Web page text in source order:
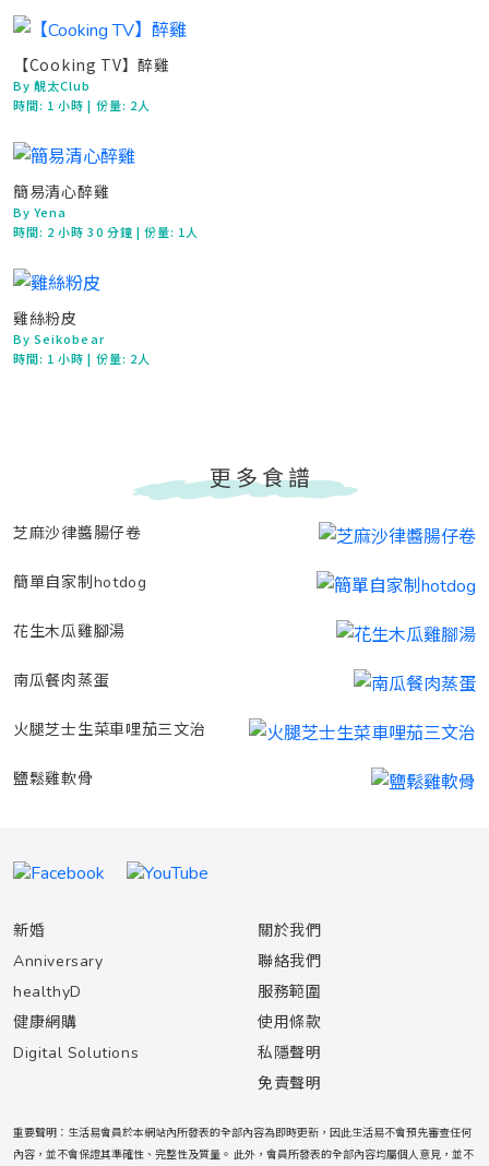
【Cooking TV】醉雞
By 靚太Club
時間: 1 小時| 份量: 2人
簡易清心醉雞
By Yena
時間: 2 小時 30 分鐘 | 份量: 1人
雞絲粉皮
By Seikobear
時間: 1 小時| 份量: 2人
更多食譜
芝麻沙律醬腸仔卷
簡單自家制hotdog
花生木瓜雞腳湯
南瓜餐肉蒸蛋
火腿芝士生菜車哩茄三文治
鹽鬆雞軟骨
新婚
Anniversary
healthyD
健康網購
Digital Solutions
關於我們
聯絡我們
服務範圍
使用條款
私隱聲明
免責聲明
重要聲明：生活易會員於本網站內所發表的全部內容為即時更新，因此生活易不會預先審查任何
內容，並不會保證其準確性、完整性及質量。 此外，會員所發表的全部內容均屬個人意見，並不